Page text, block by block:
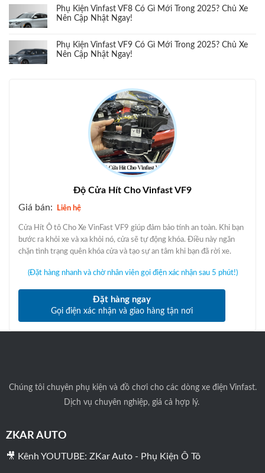
Phụ Kiện Vinfast VF8 Có Gì Mới Trong 2025? Chủ Xe
Nên Cập Nhật Ngay!
Phụ Kiện Vinfast VF9 Có Gì Mới Trong 2025? Chủ Xe
Nên Cập Nhật Ngay!
Độ Cửa Hít Cho Vinfast VF9
Giá bán:
Liên hệ
Cửa Hít Ô tô Cho Xe VinFast VF9 giúp đảm bảo tính an toàn. Khi bạn
bước ra khỏi xe và xa khỏi nó, cửa sẽ tự động khóa. Điều này ngăn
chặn tình trạng quên khóa cửa và tạo sự an tâm khi bạn đã rời xe.
(Đặt hàng nhanh và chờ nhân viên gọi điện xác nhận sau 5 phút!)
Đặt hàng ngay
Gọi điện xác nhận và giao hàng tận nơi
Chúng tôichuyên phụ kiện và đồ chơi cho các dòng xe điện Vinfast.
Dịch vụ chuyên nghiệp, giá cả hợp lý.
ZKAR AUTO
🎥 Kênh YOUTUBE: ZKar Auto - Phụ Kiện Ô Tô